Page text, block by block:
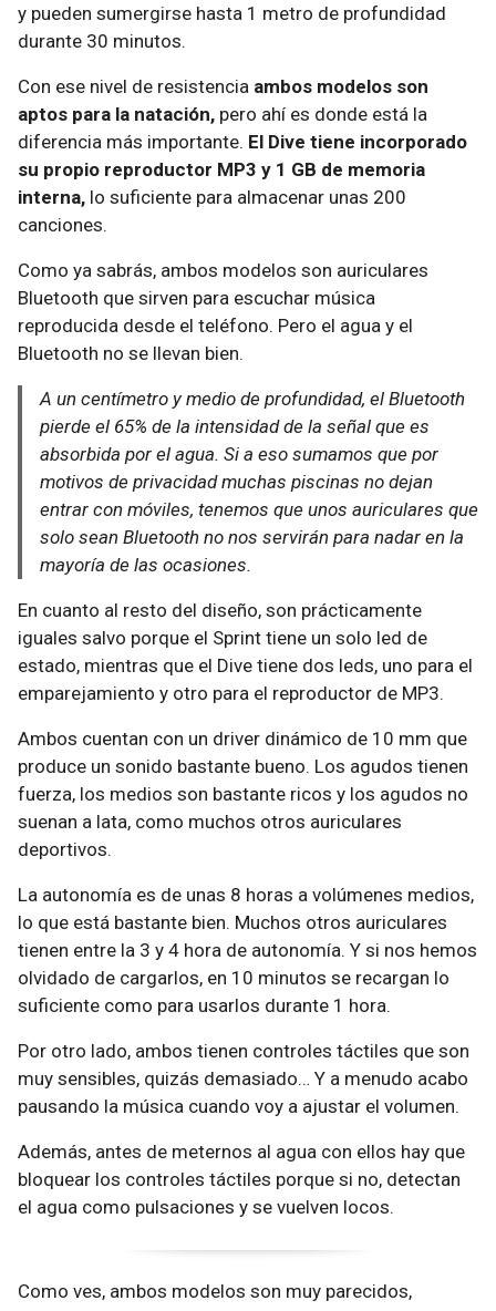
y pueden sumergirse hasta 1 metro de profundidad
durante 30 minutos.
Con ese nivel de resistencia ambos modelos son
aptos para la natación, pero ahí es donde está la
diferencia más importante. El Dive tiene incorporado
su propio reproductor MP3 y 1 GB de memoria
interna, lo suficiente para almacenar unas 200
canciones.
Como ya sabrás, ambos modelos son auriculares
Bluetooth que sirven para escuchar música
reproducida desde el teléfono. Pero el agua y el
Bluetooth no se llevan bien.
A un centímetro y medio de profundidad, el Bluetooth
pierde el 65% de la intensidad de la señal que es
absorbida por el agua. Si a eso sumamos que por
motivos de privacidad muchas piscinas no dejan
entrar con móviles, tenemos que unos auriculares que
solo sean Bluetooth no nos servirán para nadar en la
mayoría de las ocasiones.
En cuanto al resto del diseño, son prácticamente
iguales salvo porque el Sprint tiene un solo led de
estado, mientras que el Dive tiene dos leds, uno para el
emparejamiento y otro para el reproductor de MP3.
Ambos cuentan con un driver dinámico de 10 mm que
produce un sonido bastante bueno. Los agudos tienen
fuerza, los medios son bastante ricos y los agudos no
suenan a lata, como muchos otros auriculares
deportivos.
La autonomía es de unas 8 horas a volúmenes medios,
lo que está bastante bien. Muchos otros auriculares
tienen entre la 3 y 4 hora de autonomía. Y si nos hemos
olvidado de cargarlos, en 10 minutos se recargan lo
suficiente como para usarlos durante 1 hora.
Por otro lado, ambos tienen controles táctiles que son
muy sensibles, quizás demasiado… Y a menudo acabo
pausando la música cuando voy a ajustar el volumen.
Además, antes de meternos al agua con ellos hay que
bloquear los controles táctiles porque si no, detectan
el agua como pulsaciones y se vuelven locos.
Como ves, ambos modelos son muy parecidos,